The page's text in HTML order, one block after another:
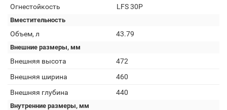
Огнестойкость
LFS 30P
Вместительность
Объем, л 43.79
Внешние размеры, мм
Внешняя высота
472
Внешняя ширина
460
Внешняя глубина
440
Внутренние размеры, мм